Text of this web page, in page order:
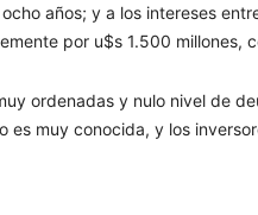
años; y a los intereses
por u$s 1.500 millones,
ordenadas y nulo nivel de
muy conocida, y los